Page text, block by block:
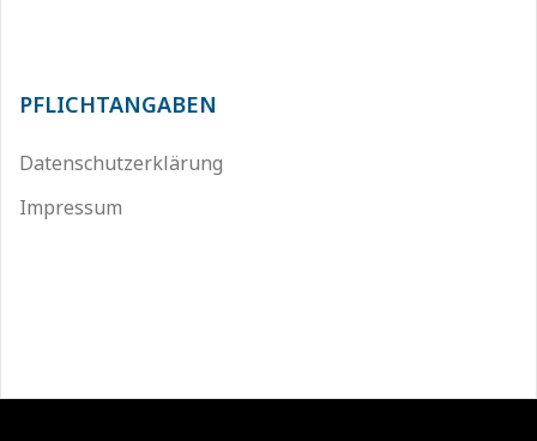
PFLICHTANGABEN
Datenschutzerklärung
Impressum